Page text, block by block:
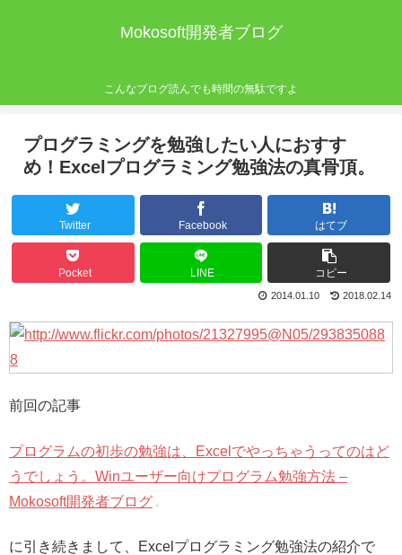
Mokosoft開発者ブログ
こんなブログ読んでも時間の無駄ですよ
プログラミングを勉強したい人におすす
め！Excelプログラミング勉強法の真骨頂。
Twitter Facebook はてブ
Pocket LINE コピー
2018.02.14
2014.01.10
前回の記事
プログラムの初歩の勉強は、Excelでやっちゃうってのはど
うでしょう。Winユーザー向けプログラム勉強方法 –
Mokosoft開発者ブログ
に引き続きまして、Excelプログラミング勉強法の紹介で